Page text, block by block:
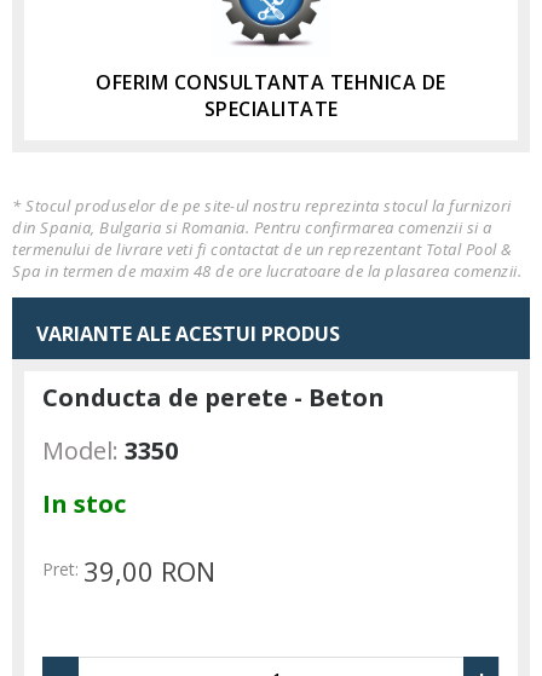
OFERIM CONSULTANTA TEHNICA DE
SPECIALITATE
* Stocul produselor de pe site-ul nostru reprezinta stocul la furnizori
din Spania, Bulgaria si Romania. Pentru confirmarea comenzii si a
termenului de livrare veti fi contactat de un reprezentant Total Pool &
Spa in termen de maxim 48 de ore lucratoare de la plasarea comenzii.
VARIANTE ALE ACESTUI PRODUS
Conducta de perete - Beton
Model: 3350
In stoc
Pret: 39,00 RON